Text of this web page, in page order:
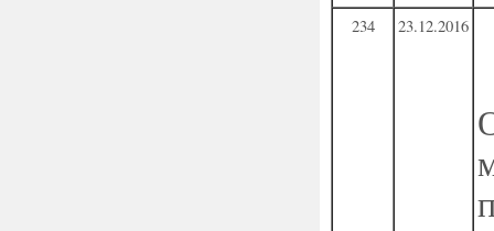
234 23.12.2016